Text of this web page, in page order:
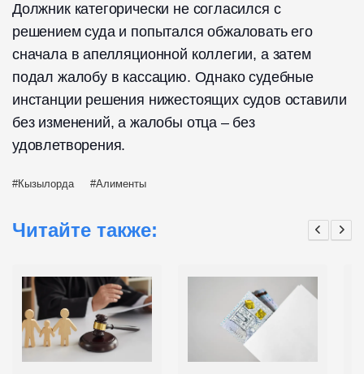
Должник категорически не согласился с
решением суда и попытался обжаловать его
сначала в апелляционной коллегии, а затем
подал жалобу в кассацию. Однако судебные
инстанции решения нижестоящих судов оставили
без изменений, а жалобы отца – без
удовлетворения.
Кызылорда Алименты
Читайте также: